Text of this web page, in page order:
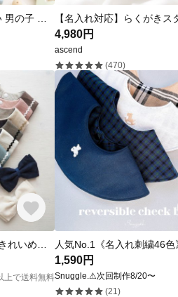
4,980円
ascend
(470)
上で送料無料
1,590円
Snuggle.⚠︎次回制作8/20〜
(21)